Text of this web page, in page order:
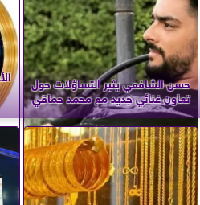
حسن الشافعي يثير التساؤلات حول
تعاون غنائي جديد مع محمد حماقي